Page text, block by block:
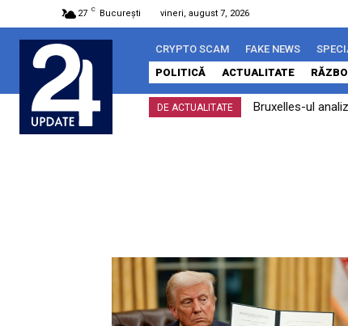
27 C București vineri, august 7, 2026
CRYPTO SCAM FAKE NEWS
POLITICĂ
ACTUALITATE
DE ACTUALITATE
Bruxelles-ul